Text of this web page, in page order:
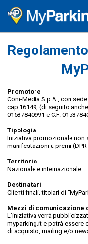
Promotore
Com-Media S.p.A., con sede
cap 16149, (di seguito
01537840991 e C.F.
Tipologia
Iniziativa promozionale non
manifestazioni a premi
Territorio
Nazionale e internazionale.
Destinatari
Clienti finali, titolari di
Mezzi di comunicazione
L’iniziativa verrà
myparking.it e potrà essere
di acquisto, mailing e/o